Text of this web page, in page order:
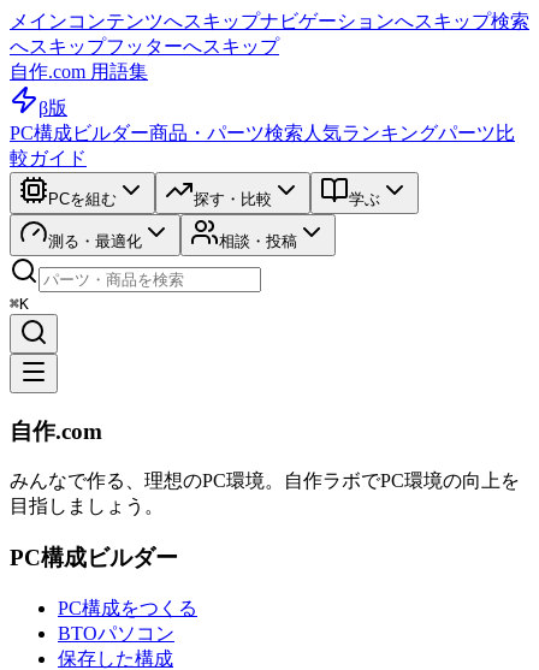
メインコンテンツへスキップナビゲーションへスキップ検索
へスキップフッターへスキップ
自作.com 用語集
β版
PC構成ビルダー商品・パーツ検索 人気ランキングパーツ比
較ガイド
PCを組む 探す・比較 学ぶ
測る・最適化 相談・投稿
⌘K
自作.com
みんなで作る、理想のPC環境。 自作ラボでPC環境の向上を
目指しましょう。
PC構成ビルダー
PC構成をつくる
BTOパソコン
保存した構成